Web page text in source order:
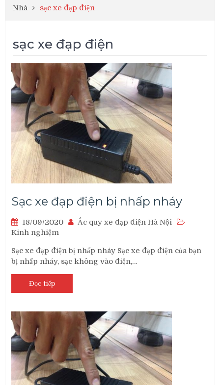
Nhà sạc xe đạp điện
sạc xe đạp điện
Sạc xe đạp điện bị nhấp nháy
18/09/2020
Ắc quy xe đạp điện Hà Nội
Kinh nghiệm
Sạc xe đạp điện bị nhấp nháy Sạc xe đạp điện của bạn
bị nhấp nháy, sạc không vào điện,…
Đọc tiếp